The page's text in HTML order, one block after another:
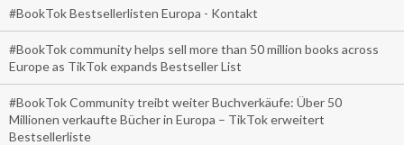
#BookTok Bestsellerlisten Europa - Kontakt
#BookTok community helps sell more than 50 million books across
Europe as TikTok expands Bestseller List
#BookTok Community treibt weiter Buchverkäufe: Über 50
Millionen verkaufte Bücher in Europa – TikTok erweitert
Bestsellerliste